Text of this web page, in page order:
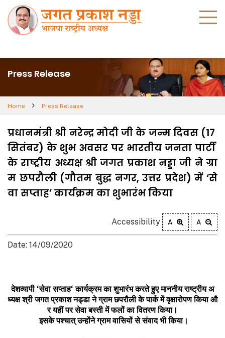
Press Release
Home Press Release
प्रधानमंत्री श्री नरेन्द्र मोदी जी के जन्म दिवस (17
सितंबर) के शुभ अवसर पर भारतीय जनता पार्टी
के राष्ट्रीय अध्यक्ष श्री जगत प्रकाश नड्डा जी ने ग्रा
म छपरौली (गौतम बुद्ध नगर, उत्तर प्रदेश) में ‘से
वा सप्ताह’ कार्यक्रम का शुभारंभ किया
Accessibility A A
Date: 14/09/2020
देशव्यापी‘सेवा सप्ताह‘कार्यक्रम का शुभारंभ करते हुए माननीय राष्ट्रीय अ
ध्यक्ष श्री जगत प्रकाश नड्डा ने ग्राम छपरौली के पार्क में वृक्षारोपण किया औ
र यहीं पर सेवा बस्ती में फलों का वितरण किया।
इसके पश्चात् उन्होंने ग्राम वासियों से संवाद भी किया।